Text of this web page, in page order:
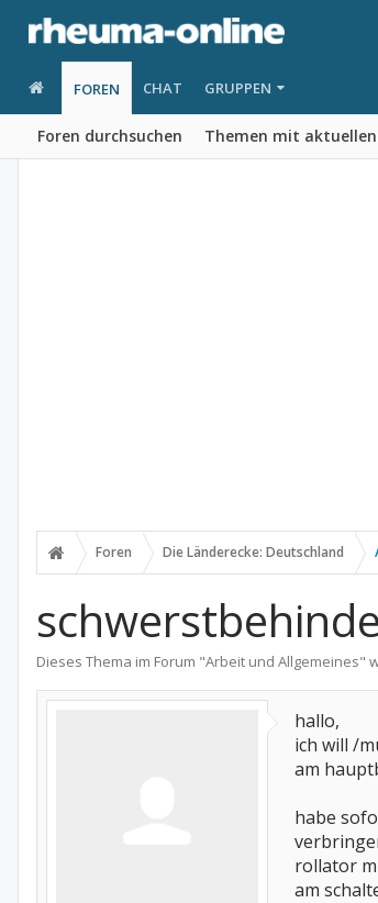
FOREN
Foren durchsuchen Themen mit
CHAT GRUPPEN
Foren Die Länderecke: Deutschland
Dieses Thema im Forum "Arbeit und Allgemeines"
hallo,
ich will /
am
habe
rollator
am